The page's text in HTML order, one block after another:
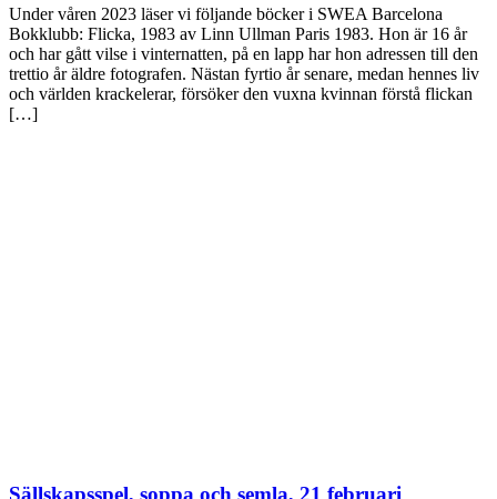
Under våren 2023 läser vi följande böcker i SWEA Barcelona
Bokklubb: Flicka, 1983 av Linn Ullman Paris 1983. Hon är 16 år
och har gått vilse i vinternatten, på en lapp har hon adressen till den
trettio år äldre fotografen. Nästan fyrtio år senare, medan hennes liv
och världen krackelerar, försöker den vuxna kvinnan förstå flickan
[…]
Sällskapsspel, soppa och semla, 21 februari